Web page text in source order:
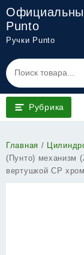
Перейти
содержимому
Punto
Ручки Punto
Рубрика
Главная /
(Пунто) механизм
вертушкой CP хром